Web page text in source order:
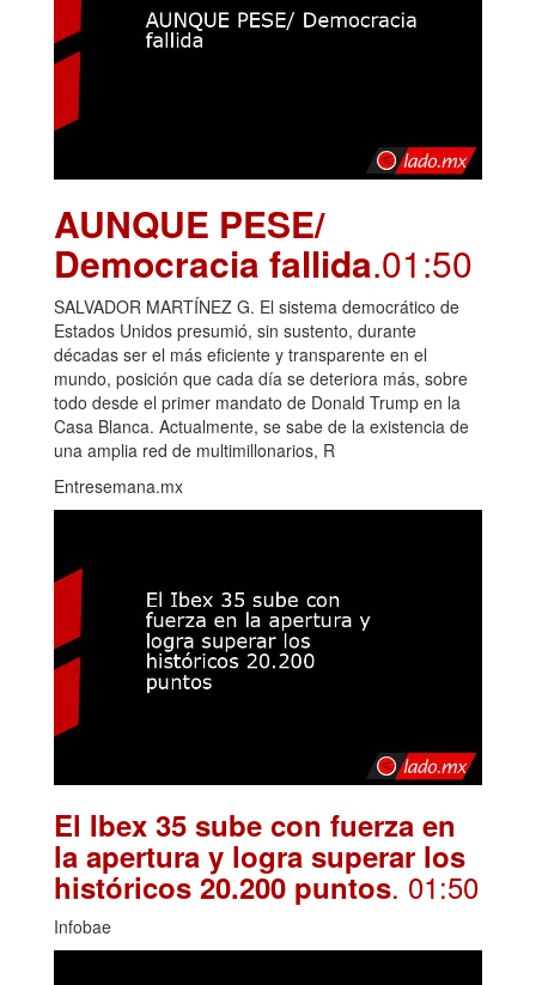
AUNQUE PESE/
Democracia fallida.01:50
SALVADOR MARTÍNEZ G. El sistema democrático de
Estados Unidos presumió, sin sustento, durante
décadas ser el más eficiente y transparente en el
mundo, posición que cada día se deteriora más, sobre
todo desde el primer mandato de Donald Trump en la
Casa Blanca. Actualmente, se sabe de la existencia de
una amplia red de multimillonarios, R
Entresemana.mx
El Ibex 35 sube con fuerza en
la apertura y logra superar los
históricos 20.200 puntos. 01:50
Infobae